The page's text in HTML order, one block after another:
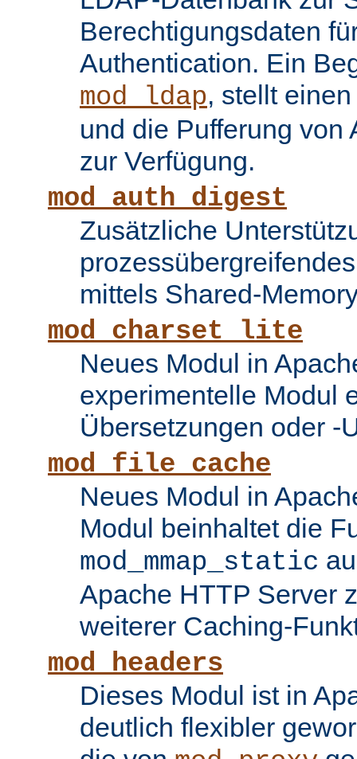
Berechtigungsdaten
Authentication. Ein
mod_ldap, stellt
und die Pufferung von
zur Verfügung.
mod_auth_digest
Zusätzliche
mittels Shared-
mod_charset_lite
Neues Modul in
experimentelle Modul
Übersetzungen oder -
mod_file_cache
Neues Modul in
Modul beinhaltet die
mod_mmap_static
Apache HTTP Server
weiterer Caching-
mod_headers
Dieses Modul ist in
deutlich flexibler